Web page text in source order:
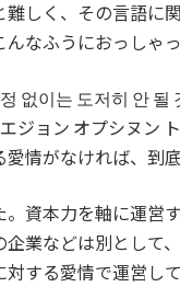
しく、その言語に
なふうにおっしゃっ
없이는 도저히 안 될
エジョン オプシヌン
愛情がなければ、到
。資本力を軸に運営
業などは別として
する愛情で運営し